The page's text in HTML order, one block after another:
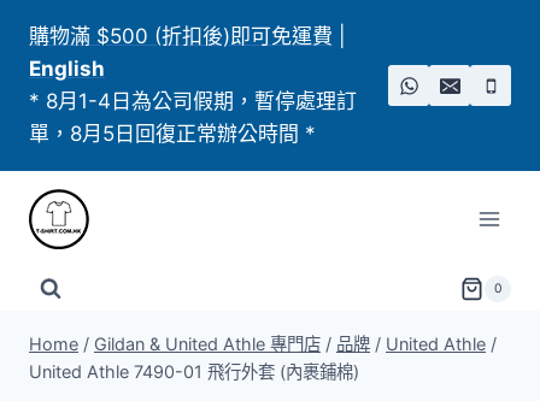
content
購物滿 $500 (折扣後)即可免運費
English
* 8月1-4日為公司假期，暫停處理訂
單，8月5日回復正常辦公時間 *
0
Home / Gildan & United Athle 專門店 / 品牌 / United Athle /
United Athle 7490-01 飛行外套 (內裹鋪棉)